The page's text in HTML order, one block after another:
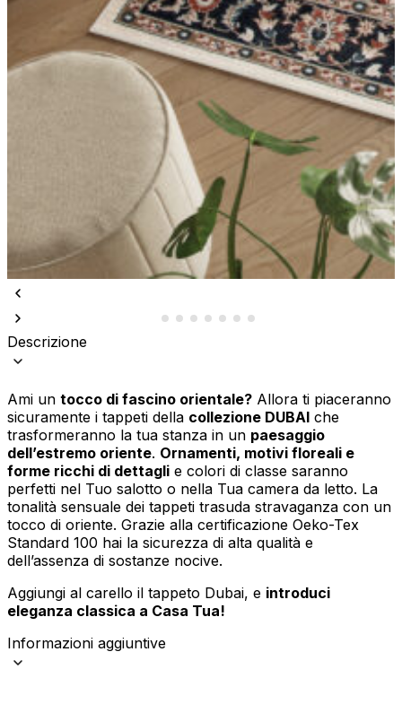
Descrizione
Ami un tocco di fascino orientale? Allora ti piaceranno
sicuramente i tappeti della collezione DUBAI che
trasformeranno la tua stanza in un paesaggio
dell’estremo oriente. Ornamenti, motivi floreali e
forme ricchi di dettagli e colori di classe saranno
perfetti nel Tuo salotto o nella Tua camera da letto. La
tonalità sensuale dei tappeti trasuda stravaganza con un
tocco di oriente. Grazie alla certificazione Oeko-Tex
Standard 100 hai la sicurezza di alta qualità e
dell’assenza di sostanze nocive.
Aggiungi al carello il tappeto Dubai, e introduci
eleganza classica a Casa Tua!
Informazioni aggiuntive